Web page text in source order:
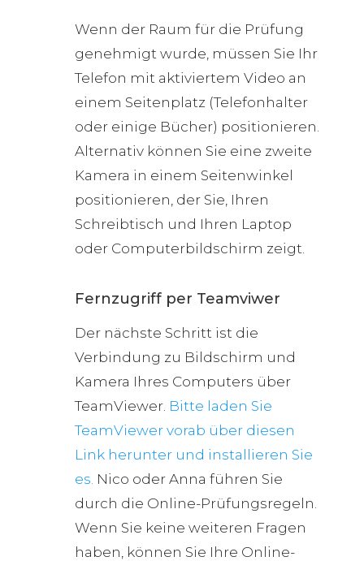
Wenn der Raum für die Prüfung
genehmigt wurde, müssen Sie Ihr
Telefon mit aktiviertem Video an
einem Seitenplatz (Telefonhalter
oder einige Bücher) positionieren.
Alternativ können Sie eine zweite
Kamera in einem Seitenwinkel
positionieren, der Sie, Ihren
Schreibtisch und Ihren Laptop
oder Computerbildschirm zeigt.
Fernzugriff per Teamviwer
Der nächste Schritt ist die
Verbindung zu Bildschirm und
Kamera Ihres Computers über
TeamViewer. Bitte laden Sie
TeamViewer vorab über diesen
Link herunter und installieren Sie
es. Nico oder Anna führen Sie
durch die Online-Prüfungsregeln.
Wenn Sie keine weiteren Fragen
haben, können Sie Ihre Online-